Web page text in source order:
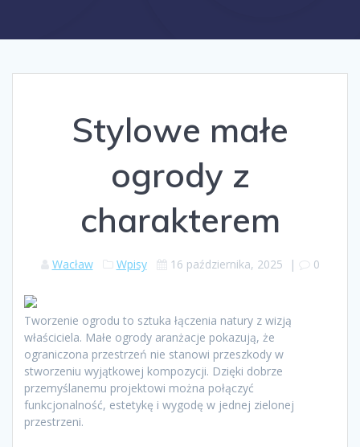
Stylowe małe
ogrody z
charakterem
Wacław Wpisy 16 października, 2025 | 0
Tworzenie ogrodu to sztuka łączenia natury z wizją
właściciela. Małe ogrody aranżacje pokazują, że
ograniczona przestrzeń nie stanowi przeszkody w
stworzeniu wyjątkowej kompozycji. Dzięki dobrze
przemyślanemu projektowi można połączyć
funkcjonalność, estetykę i wygodę w jednej zielonej
przestrzeni.